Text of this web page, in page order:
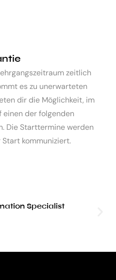
zeitlich
es zu unerwarteten
dir die Möglichkeit, im
der folgenden
Die Starttermine werden
kommuniziert.
Specialist